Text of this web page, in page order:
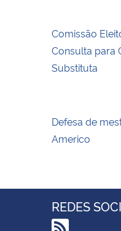
Comissão
Consulta para
Substituta
Defesa de
Americo
REDES